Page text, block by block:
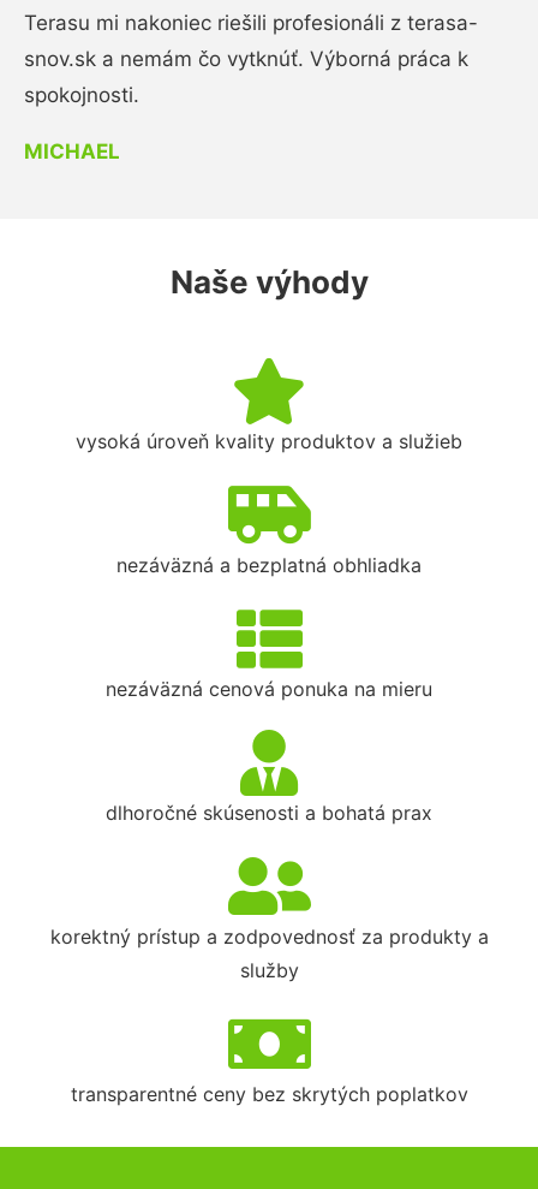
Terasu mi nakoniec riešili profesionáli z terasa-
snov.sk a nemám čo vytknúť. Výborná práca k
spokojnosti.
MICHAEL
Naše výhody
vysoká úroveň kvality produktov a služieb
nezáväzná a bezplatná obhliadka
nezáväzná cenová ponuka na mieru
dlhoročné skúsenosti a bohatá prax
korektný prístup a zodpovednosť za produkty a
služby
transparentné ceny bez skrytých poplatkov